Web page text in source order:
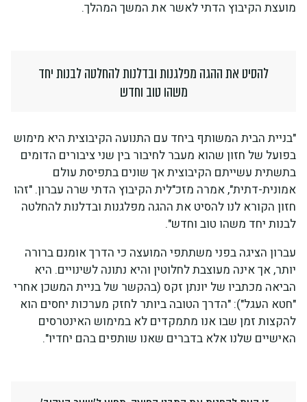
מועצת הקיבוץ הדתי לאשר את המשך המהלך.
להסיט את ההגה מפלגנות ובדלנות להחלטה לבנות יחד
משהו טוב וחדש
"בניית הבית המשותף ביחד עם התנועה הקיבוצית היא מימוש
בפועל של חזון שהוא מעבר לחיבור בין שני ציבורים הדומים
בתשתית עשייתם הקיבוצית אך שונים בתפיסת עולם
אמונית-דתית", אמרה מזכ"לית הקיבוץ הדתי שרה עברון. "זהו
חזון הקורא לנו להסיט את ההגה מפלגנות ובדלנות להחלטה
לבנות יחד משהו טוב וחדש".
עברון הציגה בפני משתתפי המועצה כי הדרך אומנם ברורה
יותר, אך אינה מעוצבת לחלוטין והיא נתונה לשינויים. היא
הביאה מכתביו של יונתן זקס (בהקשר של בניית המשכן אחרי
"חטא העגל"): "הדרך הטובה ביותר לחזק מערכות יחסים הוא
להקצות זמן שבו אנו מתמקדים לא במימוש האינטרסים
האישיים שלנו אלא בדברים שאנו שותפים בהם יחדיו".